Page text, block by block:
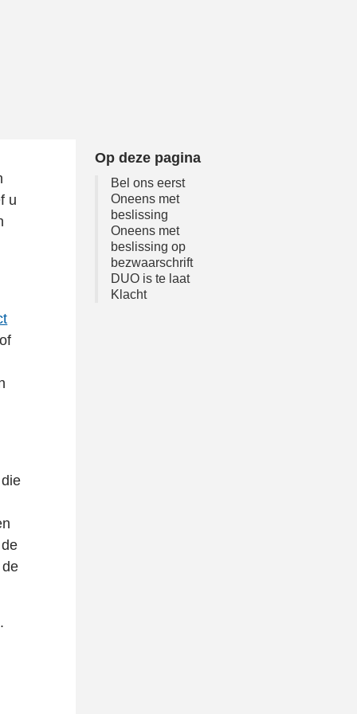
u
Op deze pagina
Bel ons eerst
Oneens met
beslissing
Oneens met
beslissing op
bezwaarschrift
DUO is te laat
Klacht